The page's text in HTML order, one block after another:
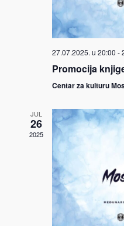
27.07.2025. u 20:00 -
Promocija
Centar za kulturu
JUL
26
2025